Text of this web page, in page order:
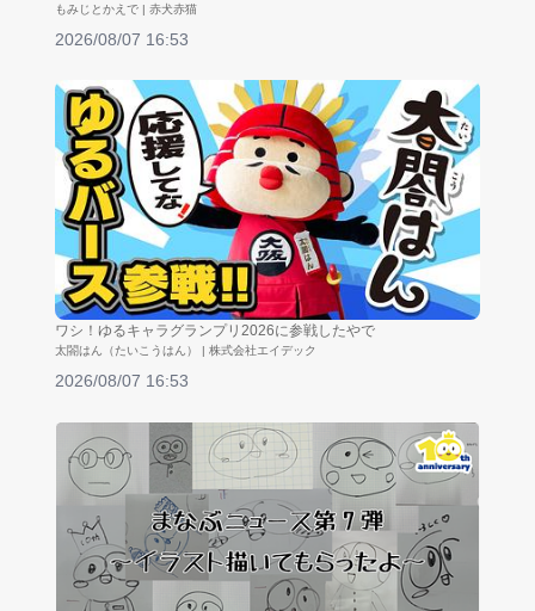
もみじとかえで | 赤犬赤猫
2026/08/07 16:53
ワシ！ゆるキャラグランプリ2026に参戦したやで
太閤はん（たいこうはん） | 株式会社エイデック
2026/08/07 16:53